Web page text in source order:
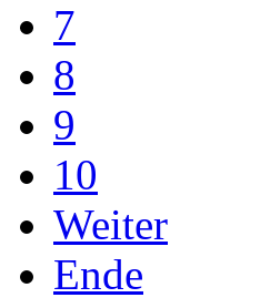
7
8
9
10
Weiter
Ende